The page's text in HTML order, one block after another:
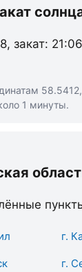
закат:
1 минуты.
г.
г.